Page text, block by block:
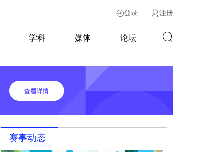
登录 | 注册
学科 媒体 论坛
赛事动态